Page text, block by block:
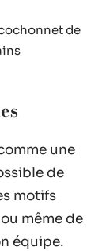
de
une
de
motifs
même de
équipe.